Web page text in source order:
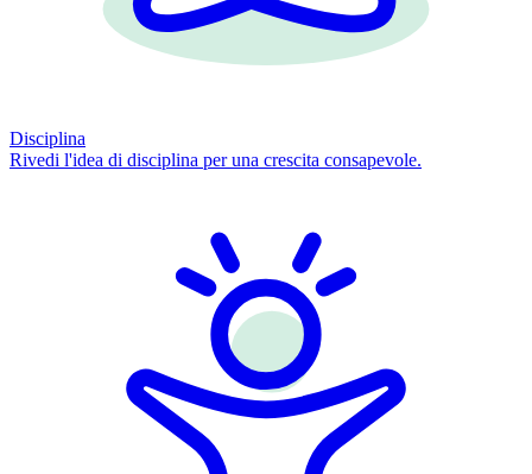
Disciplina
Rivedi l'idea di disciplina per una crescita consapevole.